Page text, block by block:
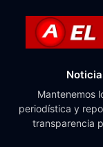
Mantenemos
periodística y
transparencia